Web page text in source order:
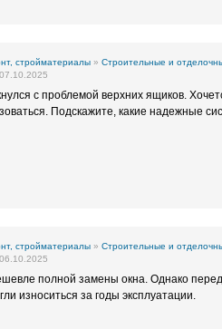
стройматериалы » Строительные и
с проблемой верхних ящиков.
Подскажите, какие надежные
стройматериалы » Строительные и
полной замены окна. Однако
износиться за годы эксплуатации.